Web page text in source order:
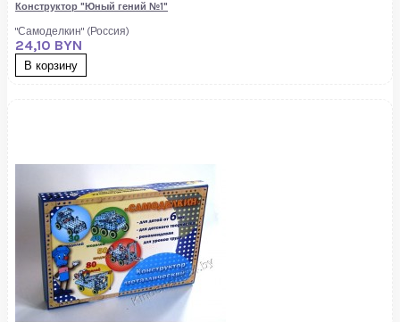
Конструктор "Юный гений №1"
"Самоделкин" (Россия)
24,10 BYN
В корзину